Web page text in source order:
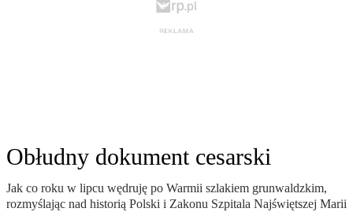
Obłudny dokument cesarski
Jak co roku w lipcu wędruję po Warmii szlakiem grunwaldzkim,
rozmyślając nad historią Polski i Zakonu Szpitala Najświętszej Marii